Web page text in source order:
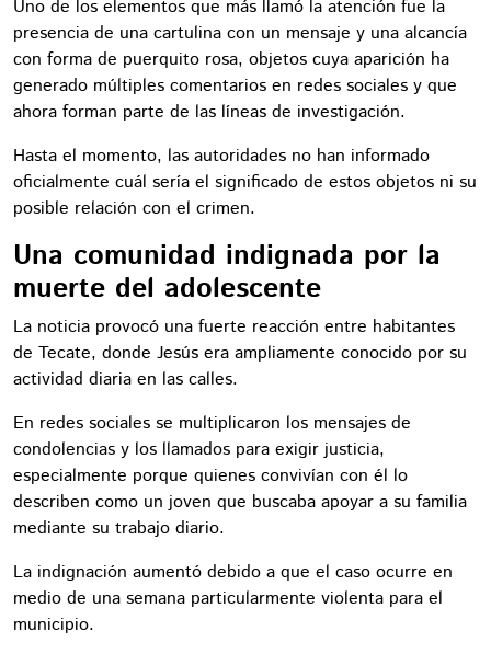
Uno de los elementos que más llamó la atención fue la
presencia de una cartulina con un mensaje y una alcancía
con forma de puerquito rosa, objetos cuya aparición ha
generado múltiples comentarios en redes sociales y que
ahora forman parte de las líneas de investigación.
Hasta el momento, las autoridades no han informado
oficialmente cuál sería el significado de estos objetos ni su
posible relación con el crimen.
Una comunidad indignada por la
muerte del adolescente
La noticia provocó una fuerte reacción entre habitantes
de Tecate, donde Jesús era ampliamente conocido por su
actividad diaria en las calles.
En redes sociales se multiplicaron los mensajes de
condolencias y los llamados para exigir justicia,
especialmente porque quienes convivían con él lo
describen como un joven que buscaba apoyar a su familia
mediante su trabajo diario.
La indignación aumentó debido a que el caso ocurre en
medio de una semana particularmente violenta para el
municipio.